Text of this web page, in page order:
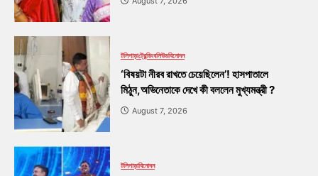
টলিপাড়াট্রেন্ডিংবলিউডবিনোদন
‘বিষয়টা নীরব রাখতে চেয়েছিলেন’! হাসপাতালে
মিঠুন,অভিনেতাকে দেখে কী বললেন মুখ্যমন্ত্রী ?
August 7, 2026
টলিপাড়াবিনোদন